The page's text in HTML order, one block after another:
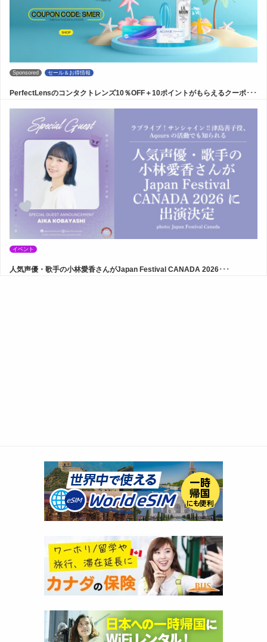
Sponsored セール＆お得情報
PerfectLensのコンタクトレンズ10％OFF＋10ポイントがもらえるクーポ･･･
イベント
人気声優・歌手の小林愛香さんがJapan Festival CANADA 2026･･･